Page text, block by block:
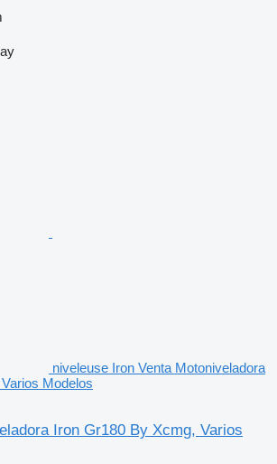
niveleuse Iron Venta Motoniveladora
Modelos
Iron Gr180 By Xcmg, Varios